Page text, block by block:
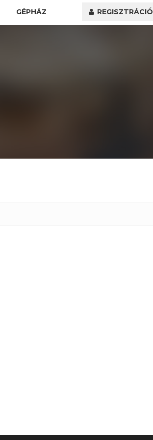
GÉPHÁZ REGISZTRÁCIÓ